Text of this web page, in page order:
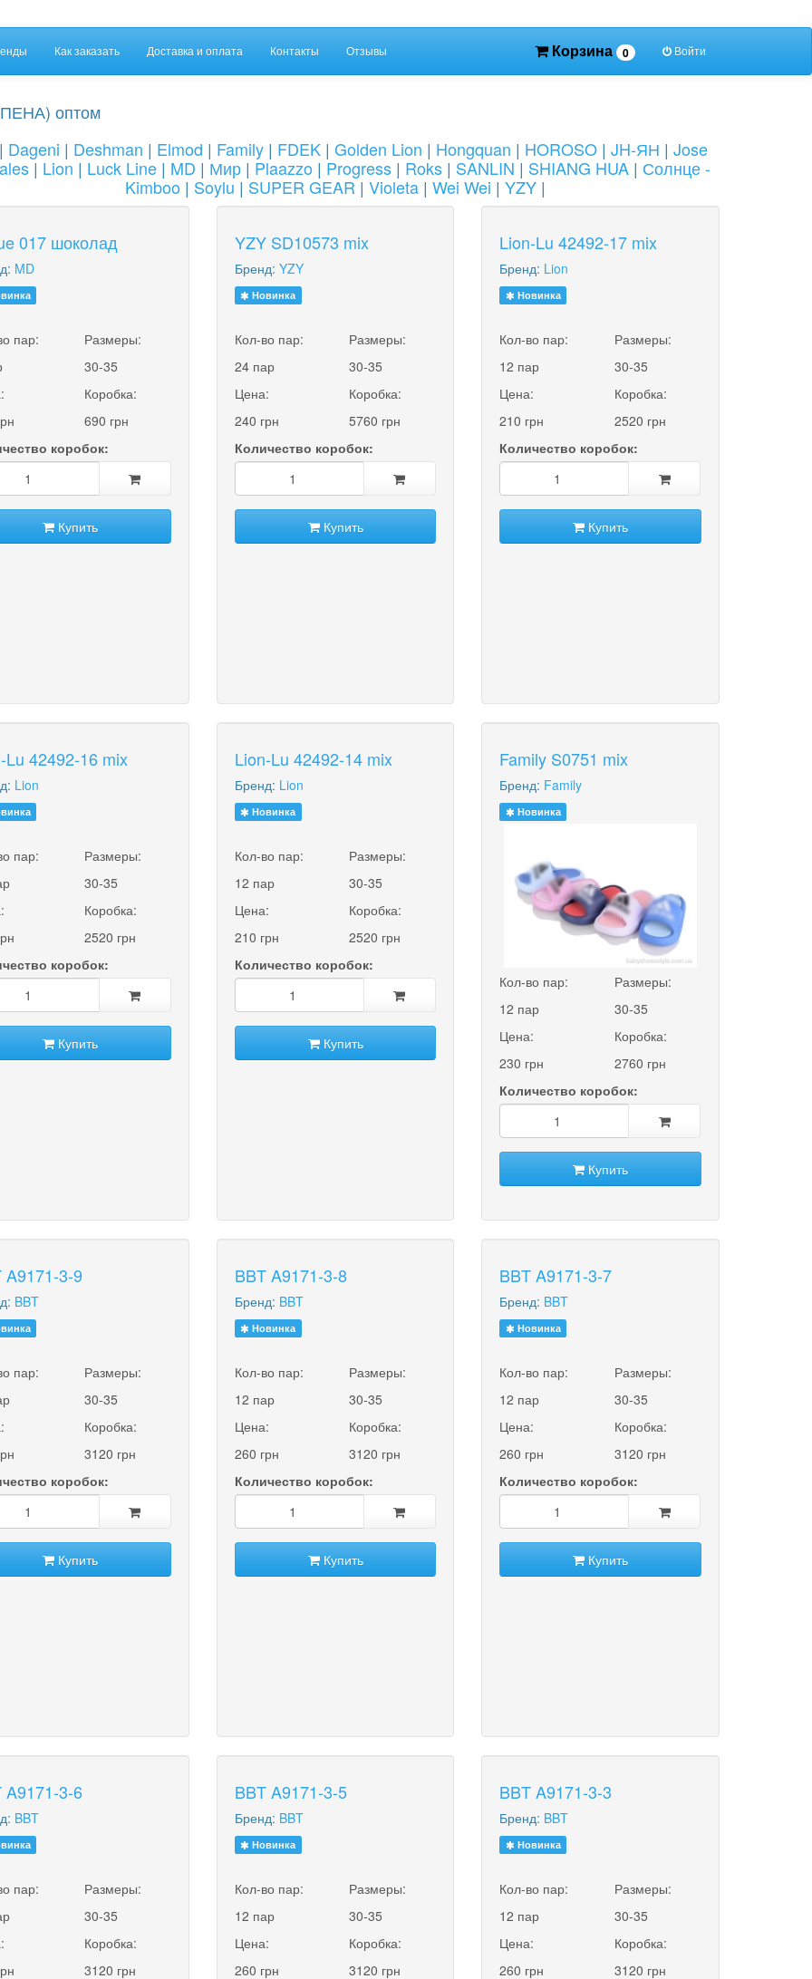
Как заказать Доставка и оплата Контакты Отзывы Корзина 0 Войти
оптом
| Dageni | Deshman | Elmod | Family | FDEK |Golden Lion | Hongquan | HOROSO |JH-ЯН |Jose
| Lion | Luck Line | MD |Мир | Plaazzo |Progress | Roks | SANLIN| SHIANG HUA | Солнце -
Kimboo | Soylu |SUPER GEAR|Violeta |Wei Wei |YZY |
017 шоколад
MD
пар:
Размеры:
30-35
Коробка:
690 грн
коробок:
Купить
YZY SD10573 mix
Бренд: YZY
Новинка
Кол-во пар:
24 пар
Размеры:
30-35
Цена:
240 грн
Коробка:
5760 грн
Количество коробок:
Купить
Lion-Lu 42492-17 mix
Бренд: Lion
Новинка
Кол-во пар:
12 пар
Размеры:
30-35
Цена:
210 грн
Коробка:
2520 грн
Количество коробок:
Купить
Lu 42492-16 mix
Lion
пар:
Размеры:
30-35
Коробка:
2520 грн
коробок:
Купить
Lion-Lu 42492-14 mix
Бренд: Lion
Новинка
Кол-во пар:
12 пар
Размеры:
30-35
Цена:
210 грн
Коробка:
2520 грн
Количество коробок:
Купить
Family S0751 mix
Бренд: Family
Новинка
Кол-во пар:
12 пар
Размеры:
30-35
Цена:
230 грн
Коробка:
2760 грн
Количество коробок:
Купить
A9171-3-9
BBT
пар:
Размеры:
30-35
Коробка:
3120 грн
коробок:
Купить
BBT A9171-3-8
Бренд: BBT
Новинка
Кол-во пар:
12 пар
Размеры:
30-35
Цена:
260 грн
Коробка:
3120 грн
Количество коробок:
Купить
BBT A9171-3-7
Бренд: BBT
Новинка
Кол-во пар:
12 пар
Размеры:
30-35
Цена:
260 грн
Коробка:
3120 грн
Количество коробок:
Купить
A9171-3-6
BBT
пар:
Размеры:
30-35
Коробка:
3120 грн
BBT A9171-3-5
Бренд: BBT
Новинка
Кол-во пар:
12 пар
Размеры:
30-35
Цена:
260 грн
Коробка:
3120 грн
BBT A9171-3-3
Бренд: BBT
Новинка
Кол-во пар:
12 пар
Размеры:
30-35
Цена:
260 грн
Коробка:
3120 грн